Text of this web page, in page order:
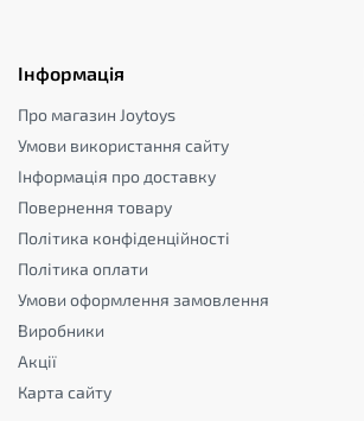
Інформація
Про магазин Joytoys
Умови використання сайту
Інформація про доставку
Повернення товару
Політика конфіденційності
Політика оплати
Умови оформлення замовлення
Виробники
Акції
Карта сайту